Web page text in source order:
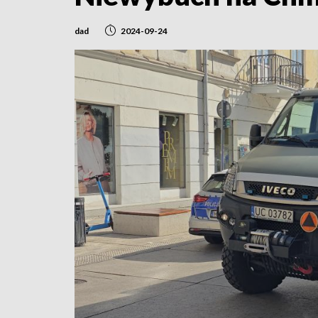
dad 2024-09-24